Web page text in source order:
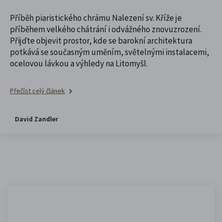
Příběh piaristického chrámu Nalezení sv. Kříže je
příběhem velkého chátrání i odvážného znovuzrození.
Přijďte objevit prostor, kde se barokní architektura
potkává se současným uměním, světelnými instalacemi,
ocelovou lávkou a výhledy na Litomyšl.
Přečíst celý článek
David Zandler